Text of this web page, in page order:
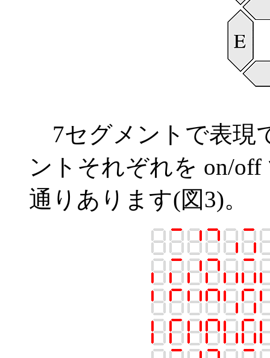
7セグメントで表現
ントそれぞれを on/
通りあります(図3)。